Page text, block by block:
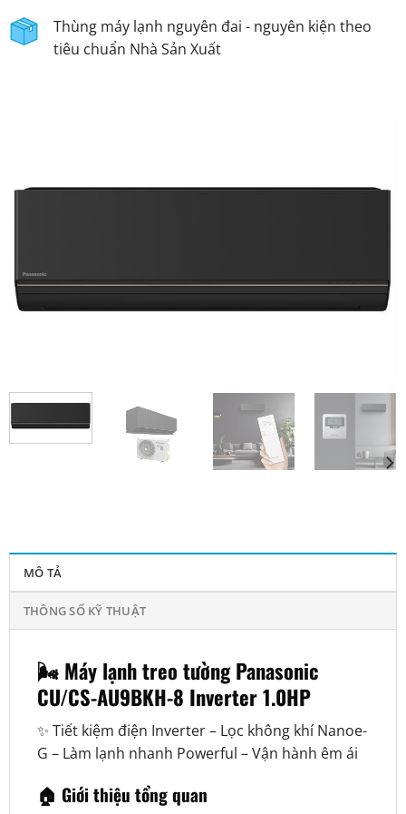
MÔ TẢ
THÔNG SỐ KỸ THUẬT
🌬️ Máy lạnh treo tường Panasonic
CU/CS-AU9BKH-8 Inverter 1.0HP
✨ Tiết kiệm điện Inverter – Lọc không khí Nanoe-
G – Làm lạnh nhanh Powerful – Vận hành êm ái
🏠 Giới thiệu tổng quan
Thùng máy lạnh nguyên đai - nguyên kiện theo
tiêu chuẩn Nhà Sản Xuất